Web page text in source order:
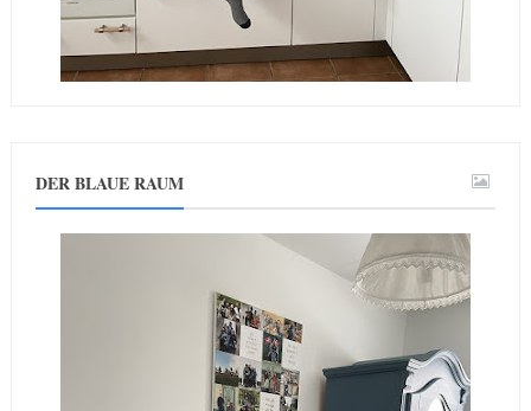
DER BLAUE RAUM